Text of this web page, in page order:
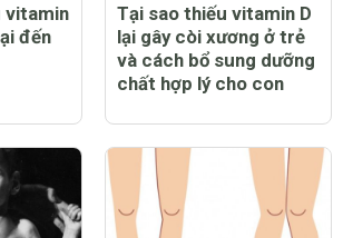
vitamin
đến
Tại sao thiếu vitamin D
lại gây còi xương ở trẻ
và cách bổ sung dưỡng
chất hợp lý cho con